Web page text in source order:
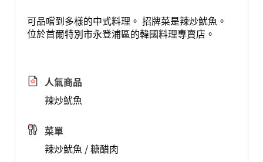
可品嚐到多樣的中式料理。 招牌菜是辣炒魷魚。
位於首爾特別市永登浦區的韓國料理專賣店。
人氣商品
辣炒魷魚
菜單
辣炒魷魚 / 糖醋肉